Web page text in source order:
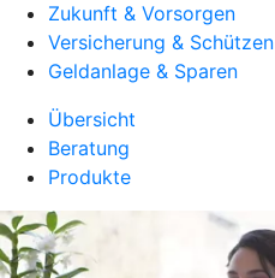
Zukunft & Vorsorgen
Versicherung & Schützen
Geldanlage & Sparen
Übersicht
Beratung
Produkte